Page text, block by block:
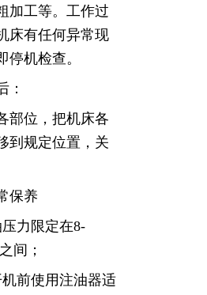
加工等。工作过
床有任何异常现
停机检查。
：
部位，把机床各
到规定位置，关
保养
力限定在8-
间；
前使用注油器适